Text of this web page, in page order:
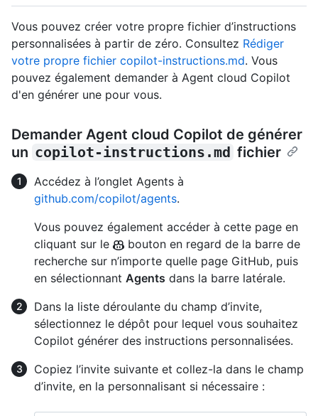
Vous pouvez créer votre propre fichier d’instructions
personnalisées à partir de zéro. Consultez Rédiger
votre propre fichier copilot-instructions.md. Vous
pouvez également demander à Agent cloud Copilot
d'en générer une pour vous.
Demander Agent cloud Copilot de générer
un copilot-instructions.md fichier
Accédez à l’onglet Agents à
github.com/copilot/agents.
Vous pouvez également accéder à cette page en
cliquant sur le
bouton en regard de la barre de
recherche sur n’importe quelle page GitHub, puis
en sélectionnant Agents dans la barre latérale.
Dans la liste déroulante du champ d’invite,
sélectionnez le dépôt pour lequel vous souhaitez
Copilot générer des instructions personnalisées.
Copiez l’invite suivante et collez-la dans le champ
d’invite, en la personnalisant si nécessaire :